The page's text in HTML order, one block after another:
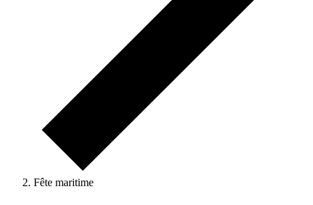
Fête maritime